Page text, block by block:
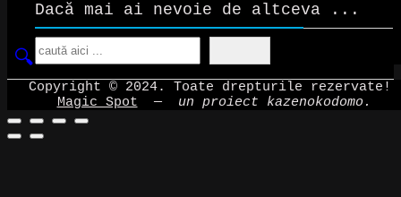
Dacă mai ai nevoie de altceva ...
Copyright © 2024. Toate drepturile rezervate!
Magic Spot — un proiect kazenokodomo.